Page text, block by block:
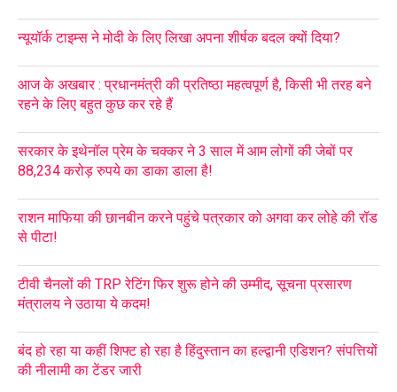
न्यूयॉर्क टाइम्स ने मोदी के लिए लिखा अपना शीर्षक बदल क्यों दिया?
आज के अखबार : प्रधानमंत्री की प्रतिष्ठा महत्वपूर्ण है, किसी भी तरह बने
रहने के लिए बहुत कुछ कर रहे हैं
सरकार के इथेनॉल प्रेम के चक्कर ने 3 साल में आम लोगों की जेबों पर
88,234 करोड़ रुपये का डाका डाला है!
राशन माफिया की छानबीन करने पहुंचे पत्रकार को अगवा कर लोहे की रॉड
से पीटा!
टीवी चैनलों की TRP रेटिंग फिर शुरू होने की उम्मीद, सूचना प्रसारण
मंत्रालय ने उठाया ये कदम!
बंद हो रहा या कहीं शिफ्ट हो रहा है हिंदुस्तान का हल्द्वानी एडिशन? संपत्तियों
की नीलामी का टेंडर जारी